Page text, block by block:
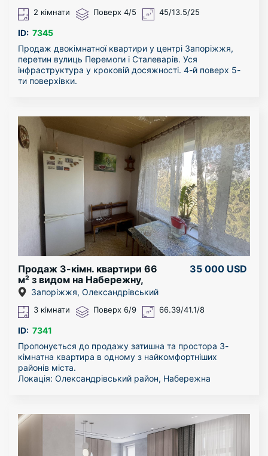
2 кімнати Поверх 4/5 45/13.5/25
ID: 7345
Продаж двокімнатної квартири у центрі Запоріжжя,
перетин вулиць Перемоги і Сталеварів. Уся
інфраструктура у кроковій досяжності. 4-й поверх 5-
ти поверхівки.
водопостачання та каналізації..). Встановлені якісні
вікна (вулиці взагалі не чути). Балкон розширений і
утеплений. Санвузол об’єднаний. Кухня об’єднана з
залою (студія). Квартира укомплектована технікою і
меблями.
В квартирі залишається все наповнення окрім
особистих речей. Вбудована кухня, газова плита з
духовкою, витяжка, холодильник, сучасна газова
колонка для гарячої води, кондиціонер, столи, стільці,
диван, великі шафи купе, двоспальне ліжко, пральна
машина і багато іншого. Гарні сусіди!
Можлива продаж по «сертифікату» або «ваучеру».
Оглянути квартиру можна у зручний для вас час.
Продаж 3-кімн. квартири 66
м² з видом на Набережну,
Олександрівський р-н
(ЄВідновлення)
35 000 USD
Запоріжжя, Олександрівський
3 кімнати Поверх 6/9 66.39/41.1/8
ID: 7341
Пропонується до продажу затишна та простора 3-
кімнатна квартира в одному з найкомфортніших
районів міста.
Локація: Олександрівський район, Набережна
Планування: загальна площа 66 кв.м, простора кухня
— 8 кв.м.
Поверховість: 6-й поверх 9-поверхового будинку
(ідеальний середній поверх).